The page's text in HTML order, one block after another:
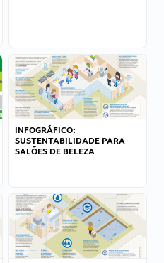
INFOGRÁFICO:
SUSTENTABILIDADE PARA
SALÕES DE BELEZA